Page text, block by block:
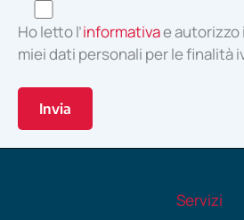
Ho letto l’informativae
miei dati personali per le finalità
Servizi